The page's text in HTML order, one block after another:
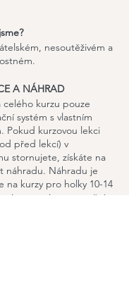
nesoutěživém a
A NÁHRAD
celého kurzu pouze
systém s vlastním
Pokud kurzovou lekci
před lekcí) v
stornujete, získáte na
náhradu. Náhradu je
na kurzy pro holky 10-14
sami v rezervačním